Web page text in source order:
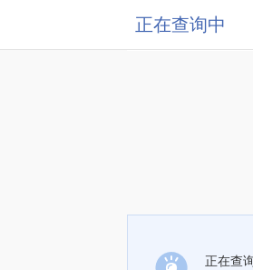
正在查询中
正在查